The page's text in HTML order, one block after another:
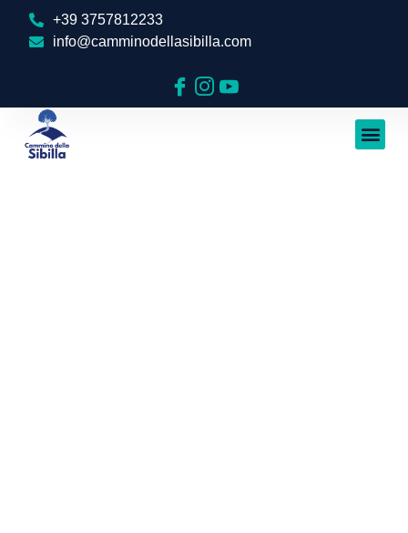
+39 3757812233
info@camminodellasibilla.com